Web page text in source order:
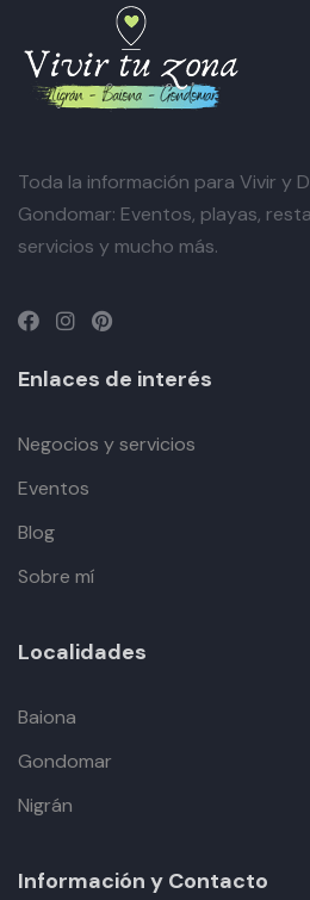
Toda la información para Vivir y
Gondomar: Eventos, playas,
servicios y mucho más.
Enlaces de interés
Negocios y servicios
Eventos
Blog
Sobre mí
Localidades
Baiona
Gondomar
Nigrán
Información y Contacto